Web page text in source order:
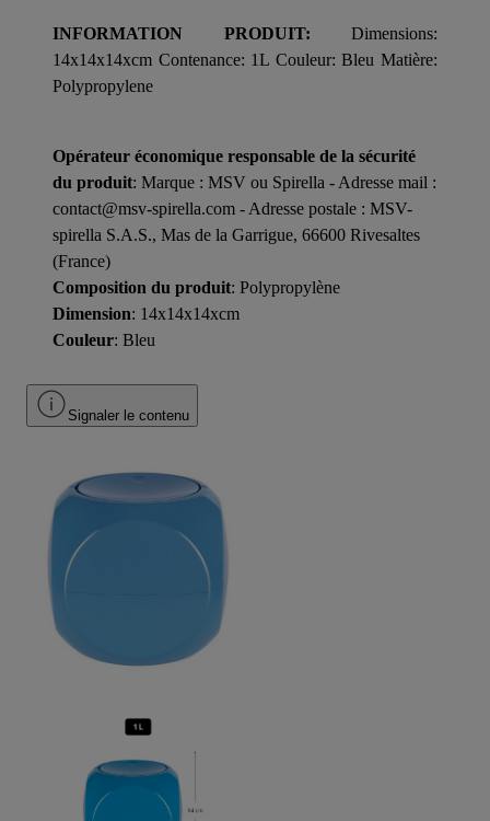
INFORMATION PRODUIT: Dimensions:
14x14x14xcm Contenance: 1L Couleur: Bleu Matière:
Polypropylene
Opérateur économique responsable de la sécurité
du produit: Marque : MSV ou Spirella - Adresse mail :
contact@msv-spirella.com - Adresse postale : MSV-
spirella S.A.S., Mas de la Garrigue, 66600 Rivesaltes
(France)
Composition du produit: Polypropylène
Dimension: 14x14x14xcm
Couleur: Bleu
Signaler le contenu